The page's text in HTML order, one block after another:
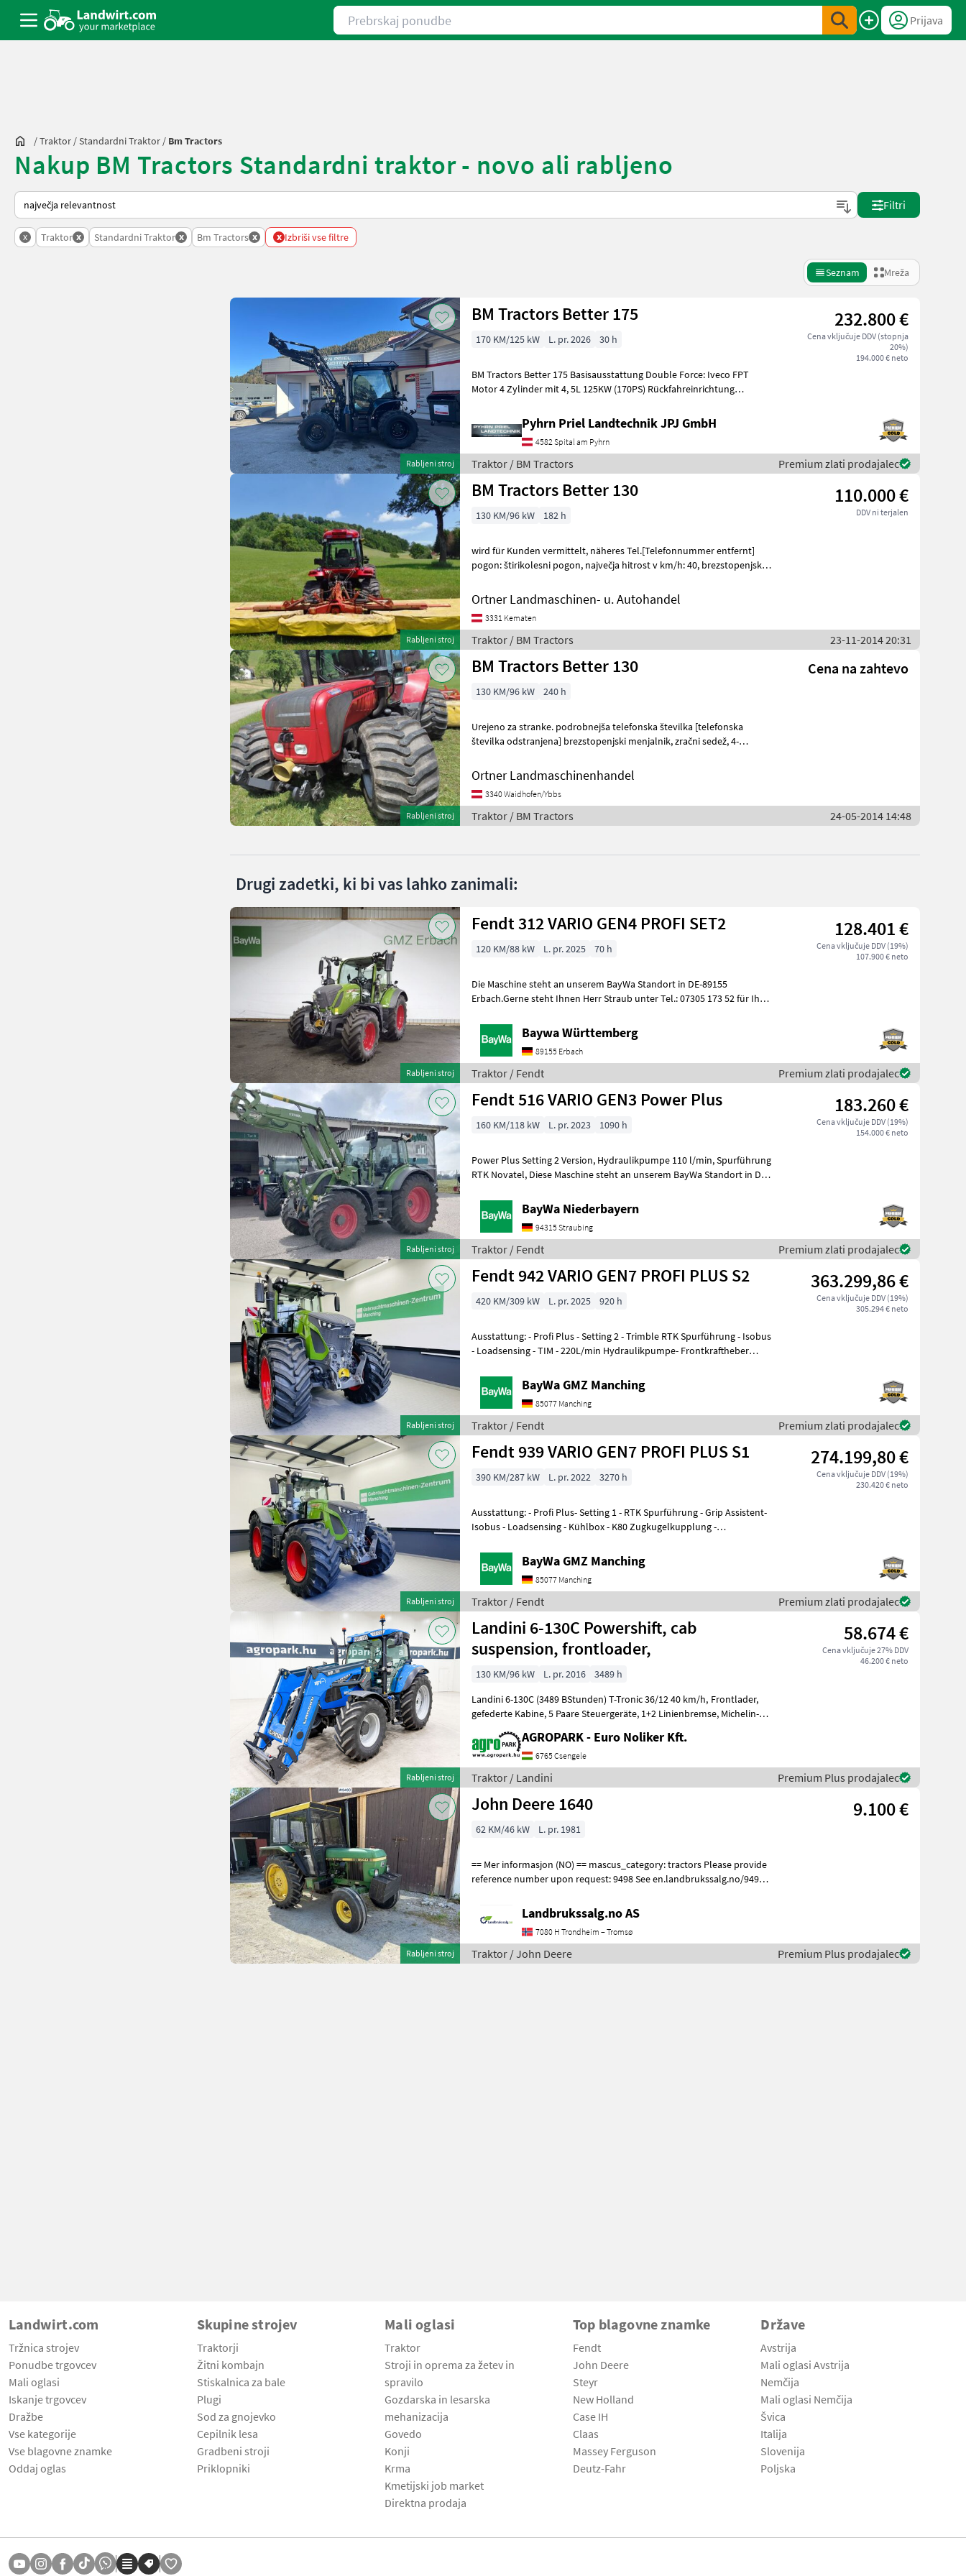
Prebrskaj ponudbe
Prijava
/Traktor /Standardni Traktor / Bm Tractors
Nakup BM Tractors Standardni traktor - novo ali rabljeno
Tako je razvrščeno na Landwirt.com
Filtri
x Traktor x Standardni Traktor x Bm Tractors x x Izbriši vse filtre
Seznam Mreža
Rabljeni stroj
BM Tractors Better 175 232.800 €
Cena vključuje DDV (stopnja
20%)
194.000 € neto
170 KM/125 kW L. pr. 2026 30 h
BM Tractors Better 175 Basisausstattung Double Force: Iveco FPT
Motor 4 Zylinder mit 4, 5L 125KW (170PS) Rückfahreinrichtung
Pyhrn Priel Landtechnik JPJ GmbH
4582 Spital am Pyhrn
Traktor / BM Tractors Premium zlati prodajalec
Rabljeni stroj
BM Tractors Better 130 110.000 €
DDV ni terjalen
130 KM/96 kW 182 h
wird für Kunden vermittelt, näheres Tel.[Telefonnummer entfernt]
pogon: štirikolesni pogon, največja hitrost v km/h: 40, brezstopenjski
Ortner Landmaschinen- u. Autohandel
3331 Kematen
Traktor / BM Tractors 23-11-2014 20:31
Rabljeni stroj
BM Tractors Better 130 Cena na zahtevo
130 KM/96 kW 240 h
Urejeno za stranke. podrobnejša telefonska številka [telefonska
številka odstranjena] brezstopenjski menjalnik, zračni sedež, 4-
Ortner Landmaschinenhandel
3340 Waidhofen/Ybbs
Traktor / BM Tractors 24-05-2014 14:48
Drugi zadetki, ki bi vas lahko zanimali:
Rabljeni stroj
Fendt 312 VARIO GEN4 PROFI SET2 128.401 €
Cena vključuje DDV (19%)
107.900 € neto
120 KM/88 kW L. pr. 2025 70 h
Die Maschine steht an unserem BayWa Standort in DE-89155
Erbach.Gerne steht Ihnen Herr Straub unter Tel.: 07305 173 52 für Ihre
Baywa Württemberg
89155 Erbach
Traktor / Fendt Premium zlati prodajalec
Rabljeni stroj
Fendt 516 VARIO GEN3 Power Plus 183.260 €
Cena vključuje DDV (19%)
154.000 € neto
160 KM/118 kW L. pr. 2023 1090 h
Power Plus Setting 2 Version, Hydraulikpumpe 110 l/min, Spurführung
RTK Novatel, Diese Maschine steht an unserem BayWa Standort in DE -
BayWa Niederbayern
94315 Straubing
Traktor / Fendt Premium zlati prodajalec
Rabljeni stroj
Fendt 942 VARIO GEN7 PROFI PLUS S2 363.299,86 €
Cena vključuje DDV (19%)
305.294 € neto
420 KM/309 kW L. pr. 2025 920 h
Ausstattung: - Profi Plus - Setting 2 - Trimble RTK Spurführung - Isobus
- Loadsensing - TIM - 220L/min Hydraulikpumpe- Frontkraftheber
BayWa GMZ Manching
85077 Manching
Traktor / Fendt Premium zlati prodajalec
Rabljeni stroj
Fendt 939 VARIO GEN7 PROFI PLUS S1 274.199,80 €
Cena vključuje DDV (19%)
230.420 € neto
390 KM/287 kW L. pr. 2022 3270 h
Ausstattung: - Profi Plus- Setting 1 - RTK Spurführung - Grip Assistent-
Isobus - Loadsensing - Kühlbox - K80 Zugkugelkupplung -
BayWa GMZ Manching
85077 Manching
Traktor / Fendt Premium zlati prodajalec
Rabljeni stroj
Landini 6-130C Powershift, cab
suspension, frontloader,
58.674 €
Cena vključuje 27% DDV
46.200 € neto
130 KM/96 kW L. pr. 2016
3489 h
Landini 6-130C (3489 BStunden) T-Tronic 36/12 40 km/h, Frontlader,
gefederte Kabine, 5 Paare Steuergeräte, 1+2 Linienbremse, Michelin-
AGROPARK - Euro Noliker Kft.
6765 Csengele
Traktor / Landini Premium Plus prodajalec
Rabljeni stroj
John Deere 1640 9.100 €
62 KM/46 kW L. pr. 1981
== Mer informasjon (NO) == mascus_category: tractors Please provide
reference number upon request: 9498 See en.landbrukssalg.no/9498
Landbrukssalg.no AS
7080 H Trondheim – Tromsø
Traktor / John Deere Premium Plus prodajalec
Landwirt.com
Tržnica strojev
Ponudbe trgovcev
Mali oglasi
Iskanje trgovcev
Dražbe
Vse kategorije
Vse blagovne znamke
Oddaj oglas
Skupine strojev
Traktorji
Žitni kombajn
Stiskalnica za bale
Plugi
Sod za gnojevko
Cepilnik lesa
Gradbeni stroji
Priklopniki
Mali oglasi
Traktor
Stroji in oprema za žetev in
spravilo
Gozdarska in lesarska
mehanizacija
Govedo
Konji
Krma
Kmetijski job market
Direktna prodaja
Top blagovne znamke
Fendt
John Deere
Steyr
New Holland
Case IH
Claas
Massey Ferguson
Deutz-Fahr
Države
Avstrija
Mali oglasi Avstrija
Nemčija
Mali oglasi Nemčija
Švica
Italija
Slovenija
Poljska